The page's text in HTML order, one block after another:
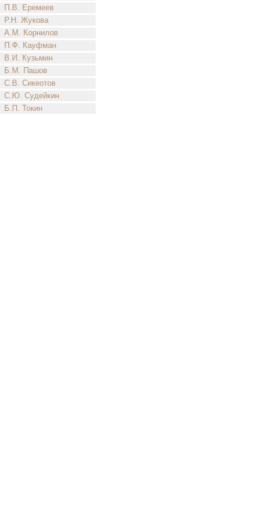
П.В. Еремеев
Р.Н. Жукова
А.М. Корнилов
П.Ф. Кауфман
В.И. Кузьмин
Б.М. Пашов
С.В. Сикеотов
С.Ю. Судейкин
Б.П. Токин